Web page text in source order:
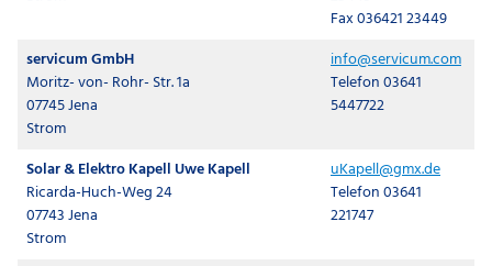
Fax 036421 23449
servicum GmbH
Moritz- von- Rohr- Str. 1a
07745 Jena
Strom
info@servicum.com
Telefon 03641
5447722
Solar & Elektro Kapell Uwe Kapell
Ricarda-Huch-Weg 24
07743 Jena
Strom
uKapell@gmx.de
Telefon 03641
221747